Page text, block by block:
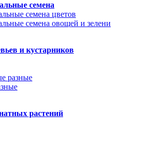
семена
семена цветов
семена овощей и зелени
и кустарников
разные
растений